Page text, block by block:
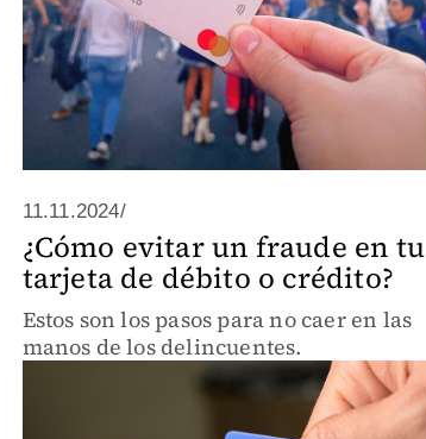
11.11.2024/
¿Cómo evitar un fraude en tu
tarjeta de débito o crédito?
Estos son los pasos para no caer en las
manos de los delincuentes.